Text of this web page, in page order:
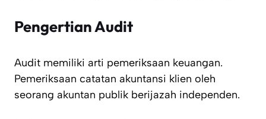
Pengertian Audit
Audit memiliki arti pemeriksaan keuangan.
Pemeriksaan catatan akuntansi klien oleh
seorang akuntan publik berijazah independen.